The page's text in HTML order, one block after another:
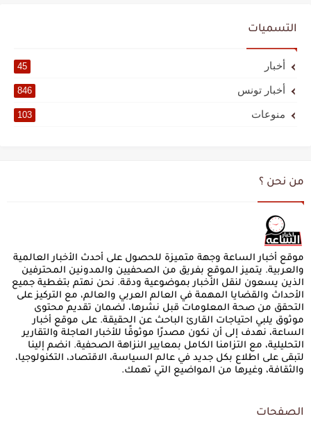
التسميات
أخبار 45
أخبار تونس 846
منوعات 103
من نحن ؟
موقع أخبار الساعة وجهة متميزة للحصول على أحدث الأخبار العالمية
والعربية. يتميز الموقع بفريق من الصحفيين والمدونين المحترفين
الذين يسعون لنقل الأخبار بموضوعية ودقة. نحن نهتم بتغطية جميع
الأحداث والقضايا المهمة في العالم العربي والعالم، مع التركيز على
التحقق من صحة المعلومات قبل نشرها، لضمان تقديم محتوى
موثوق يلبي احتياجات القارئ الباحث عن الحقيقة. على موقع أخبار
الساعة، نهدف إلى أن نكون مصدرًا موثوقًا للأخبار العاجلة والتقارير
التحليلية، مع التزامنا الكامل بمعايير النزاهة الصحفية. انضم إلينا
لتبقى على اطلاع بكل جديد في عالم السياسة، الاقتصاد، التكنولوجيا،
والثقافة، وغيرها من المواضيع التي تهمك.
الصفحات